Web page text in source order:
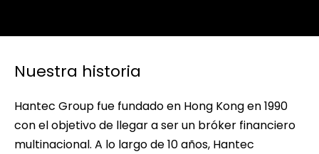
Nuestra historia
Hantec Group fue fundado en Hong Kong en 1990
con el objetivo de llegar a ser un bróker financiero
multinacional. A lo largo de 10 años, Hantec